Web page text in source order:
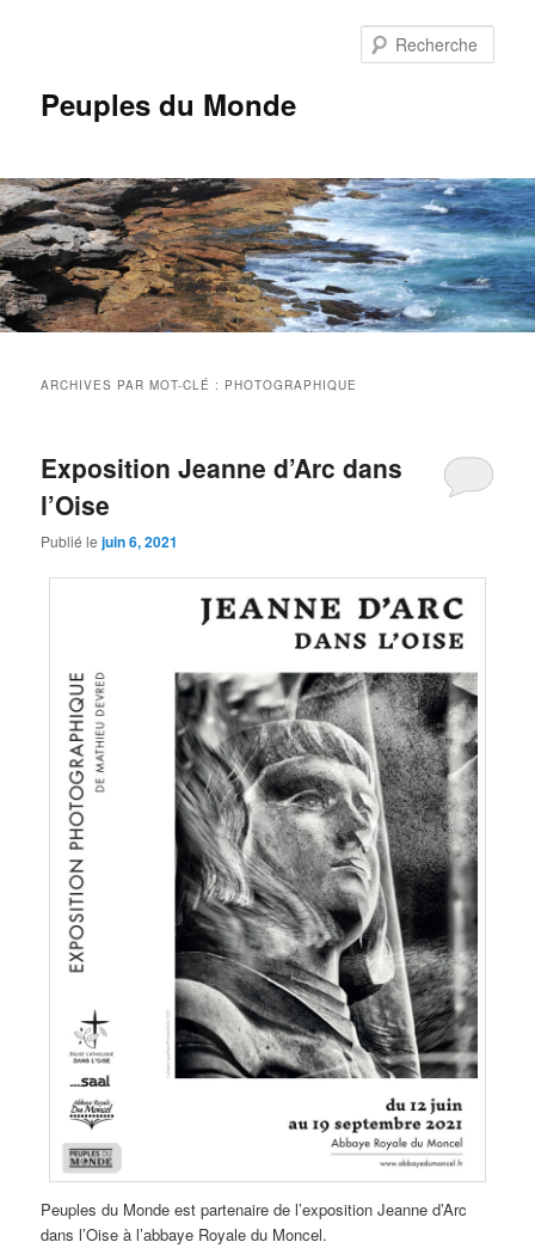
Peuples du Monde
ARCHIVES PAR MOT-CLÉ : PHOTOGRAPHIQUE
Exposition Jeanne d’Arc dans
l’Oise
Publié lejuin 6, 2021
Peuples du Monde est partenaire de l’exposition Jeanne d’Arc
dans l’Oise à l’abbaye Royale du Moncel.